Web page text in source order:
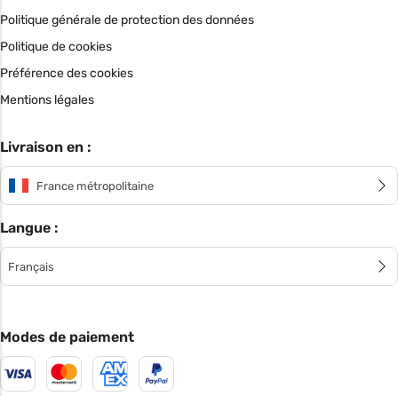
Politique générale de protection des données
Politique de cookies
Préférence des cookies
Mentions légales
Livraison en :
France métropolitaine
Langue :
Français
Modes de paiement